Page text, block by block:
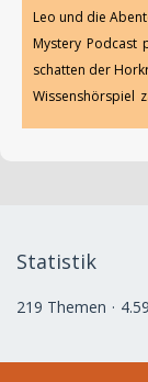
Leo und die
Mystery Podcast
schatten der
Wissenshörspiel
Statistik
219 Themen